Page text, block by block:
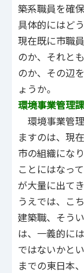
築系職員を確
具体的にはど
現在既に市職
のか、それと
のか、その辺
ょうか。
環境事業管理
環境事業管
ますのは、現
市の組織にな
ことにはなっ
が大量に出て
うえでは、こ
建築職、そう
は、一義的に
ではないかと
までの東日本